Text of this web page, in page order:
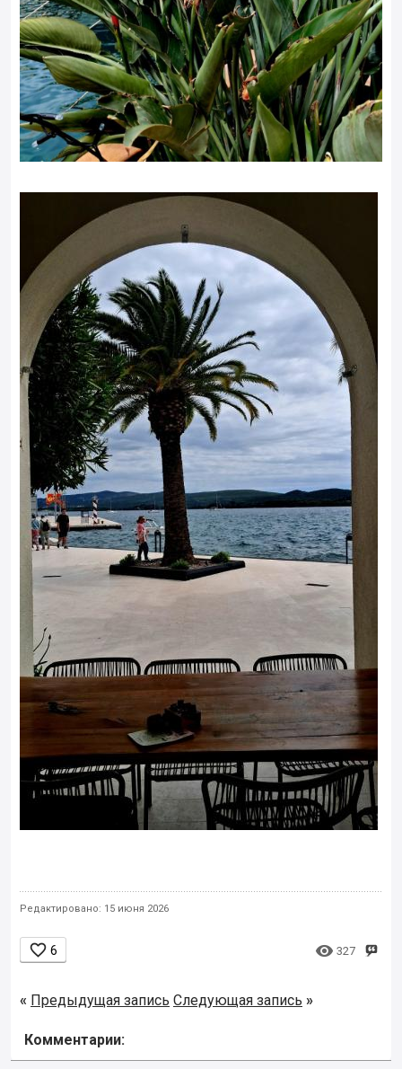
Редактировано: 15 июня 2026
 6  327
« Предыдущая запись Следующая запись »
Комментарии: